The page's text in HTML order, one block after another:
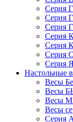
Серия
Серия
Серия
Серия
Серия
Серия
Серия
Настольные
Весы
Весы
Весы
Весы
Серия